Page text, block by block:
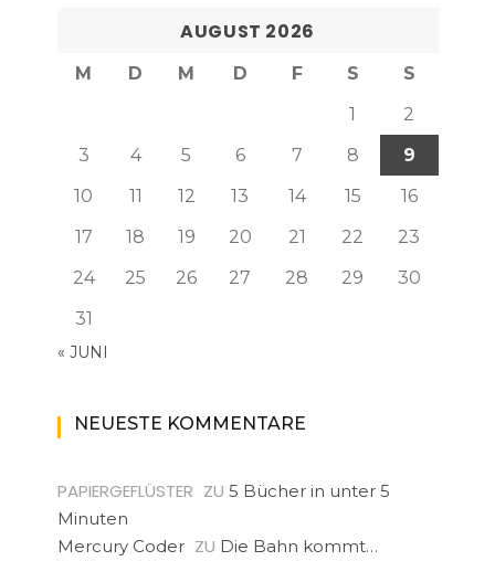
AUGUST 2026
M D M D F S
S
1
2
3
4 5 6 7 8
9
10
11 12 13 14 15
16
17
18 19 20 21 22
23
24
25 26 27 28 29
30
31
« JUNI
NEUESTE KOMMENTARE
PAPIERGEFLÜSTER ZU 5 Bücher in unter 5
Minuten
Mercury Coder ZU Die Bahn kommt…